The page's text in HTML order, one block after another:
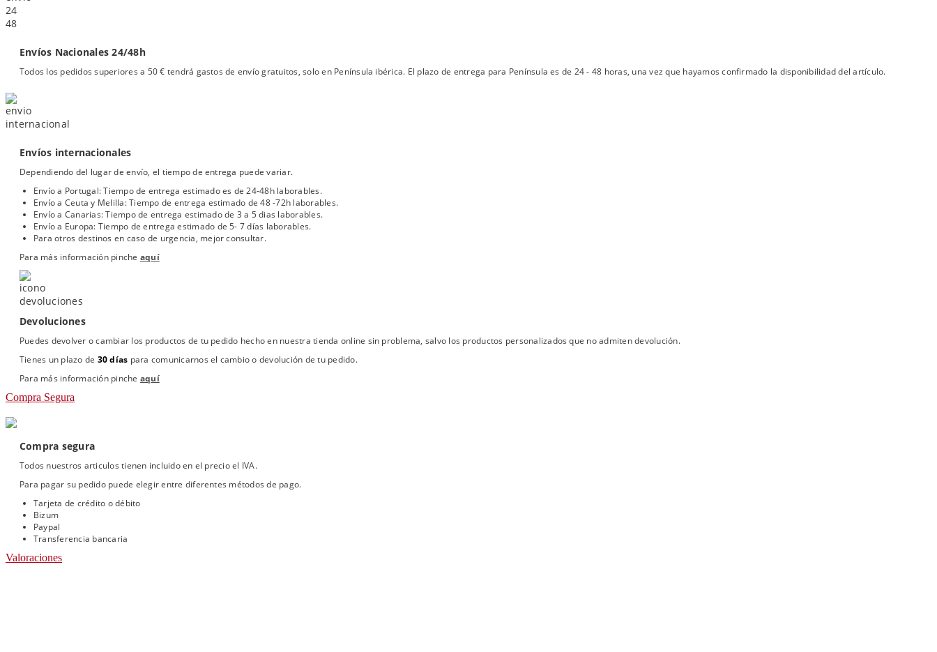
Envíos Nacionales 24/48h
Todos los pedidos superiores a 50 € tendrá gastos de envío gratuitos, solo en Península ibérica. El plazo de entrega para Península es de 24 - 48 horas, una vez que hayamos confirmado la disponibilidad del artículo.
Envíos internacionales
Dependiendo del lugar de envío, el tiempo de entrega puede variar.
Envío a Portugal: Tiempo de entrega estimado es de 24-48h laborables.
Envío a Ceuta y Melilla: Tiempo de entrega estimado de 48 -72h laborables.
Envío a Canarias: Tiempo de entrega estimado de 3 a 5 dias laborables.
Envío a Europa: Tiempo de entrega estimado de 5- 7 días laborables.
Para otros destinos en caso de urgencia, mejor consultar.
Para más información pinche aquí
Devoluciones
Puedes devolver o cambiar los productos de tu pedido hecho en nuestra tienda online sin problema, salvo los productos personalizados que no admiten devolución.
Tienes un plazo de 30 días para comunicarnos el cambio o devolución de tu pedido.
Para más información pinche aquí
Compra Segura
Compra segura
Todos nuestros articulos tienen incluido en el precio el IVA.
Para pagar su pedido puede elegir entre diferentes métodos de pago.
Tarjeta de crédito o débito
Bizum
Paypal
Transferencia bancaria
Valoraciones